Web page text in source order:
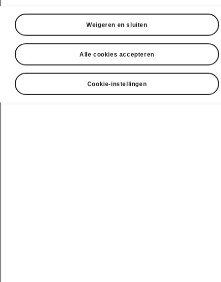
Weigeren en sluiten
Alle cookies accepteren
Cookie-instellingen